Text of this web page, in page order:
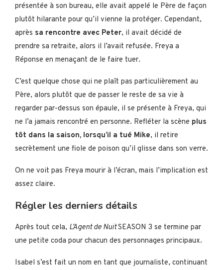
présentée à son bureau, elle avait appelé le Père de façon
plutôt hilarante pour qu’il vienne la protéger. Cependant,
après sa rencontre avec Peter, il avait décidé de
prendre sa retraite, alors il l’avait refusée. Freya a
Réponse en menaçant de le faire tuer.
C’est quelque chose qui ne plaît pas particulièrement au
Père, alors plutôt que de passer le reste de sa vie à
regarder par-dessus son épaule, il se présente à Freya, qui
ne l’a jamais rencontré en personne. Refléter la scène plus
tôt dans la saison, lorsqu’il a tué Mike, il retire
secrètement une fiole de poison qu’il glisse dans son verre.
On ne voit pas Freya mourir à l’écran, mais l’implication est
assez claire.
Régler les derniers détails
Après tout cela, L’Agent de NuitSEASON 3 se termine par
une petite coda pour chacun des personnages principaux.
Isabel s’est fait un nom en tant que journaliste, continuant